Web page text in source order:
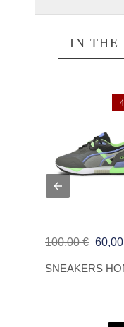
IN THE
-
100,00 €